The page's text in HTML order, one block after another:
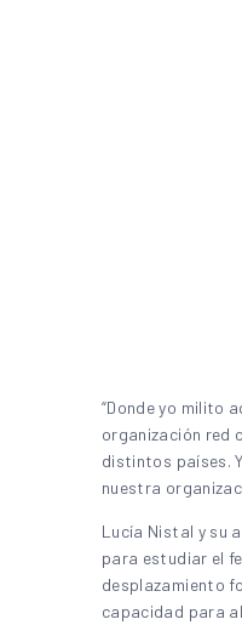
“Donde yo milito
organización red
distintos países.
nuestra
Lucía Nistal y su
para estudiar el
desplazamiento
capacidad para